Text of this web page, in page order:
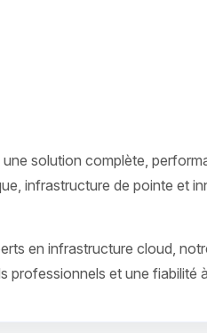
solution complète,
infrastructure de pointe et
en infrastructure cloud,
professionnels et une fiabilité